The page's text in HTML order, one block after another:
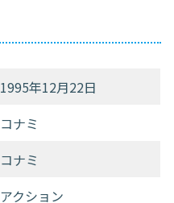
1995年12月22日
コナミ
コナミ
アクション